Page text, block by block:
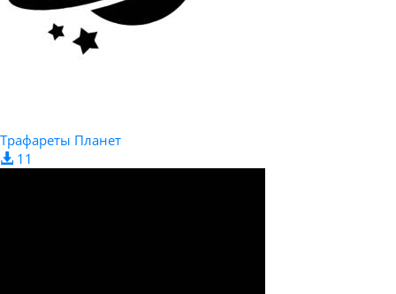
Трафареты Планет
11